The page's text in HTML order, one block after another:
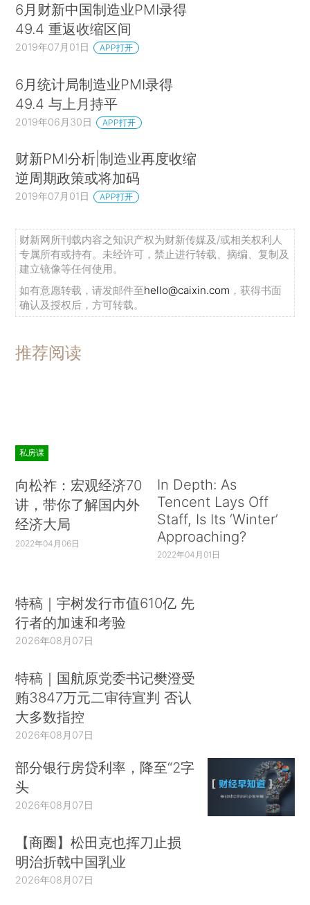
6月财新中国制造业PMI录得
49.4 重返收缩区间
2019年07月01日 APP打开
6月统计局制造业PMI录得
49.4 与上月持平
2019年06月30日 APP打开
财新PMI分析|制造业再度收缩
逆周期政策或将加码
2019年07月01日 APP打开
财新网所刊载内容之知识产权为财新传媒及/或相关权利人
专属所有或持有。未经许可，禁止进行转载、摘编、复制及
建立镜像等任何使用。
如有意愿转载，请发邮件至hello@caixin.com ，获得书面
确认及授权后，方可转载。
推荐阅读
私房课
向松祚：宏观经济70
讲，带你了解国内外
经济大局
2022年04月06日
In Depth: As
Tencent Lays Off
Staff, Is Its ‘Winter’
Approaching?
2022年04月01日
特稿｜宇树发行市值610亿 先
行者的加速和考验
2026年08月07日
特稿｜国航原党委书记樊澄受
贿3847万元二审待宣判 否认
大多数指控
2026年08月07日
部分银行房贷利率，降至“2字
头
2026年08月07日
【商圈】松田克也挥刀止损
明治折戟中国乳业
2026年08月07日